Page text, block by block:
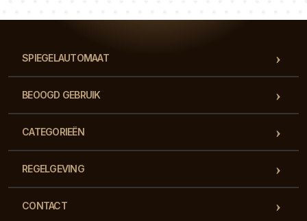
SPIEGELAUTOMAAT
BEOOGD GEBRUIK
CATEGORIEËN
REGELGEVING
CONTACT